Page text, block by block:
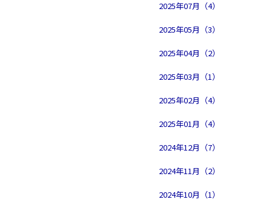
2025年07月（4）
2025年05月（3）
2025年04月（2）
2025年03月（1）
2025年02月（4）
2025年01月（4）
2024年12月（7）
2024年11月（2）
2024年10月（1）